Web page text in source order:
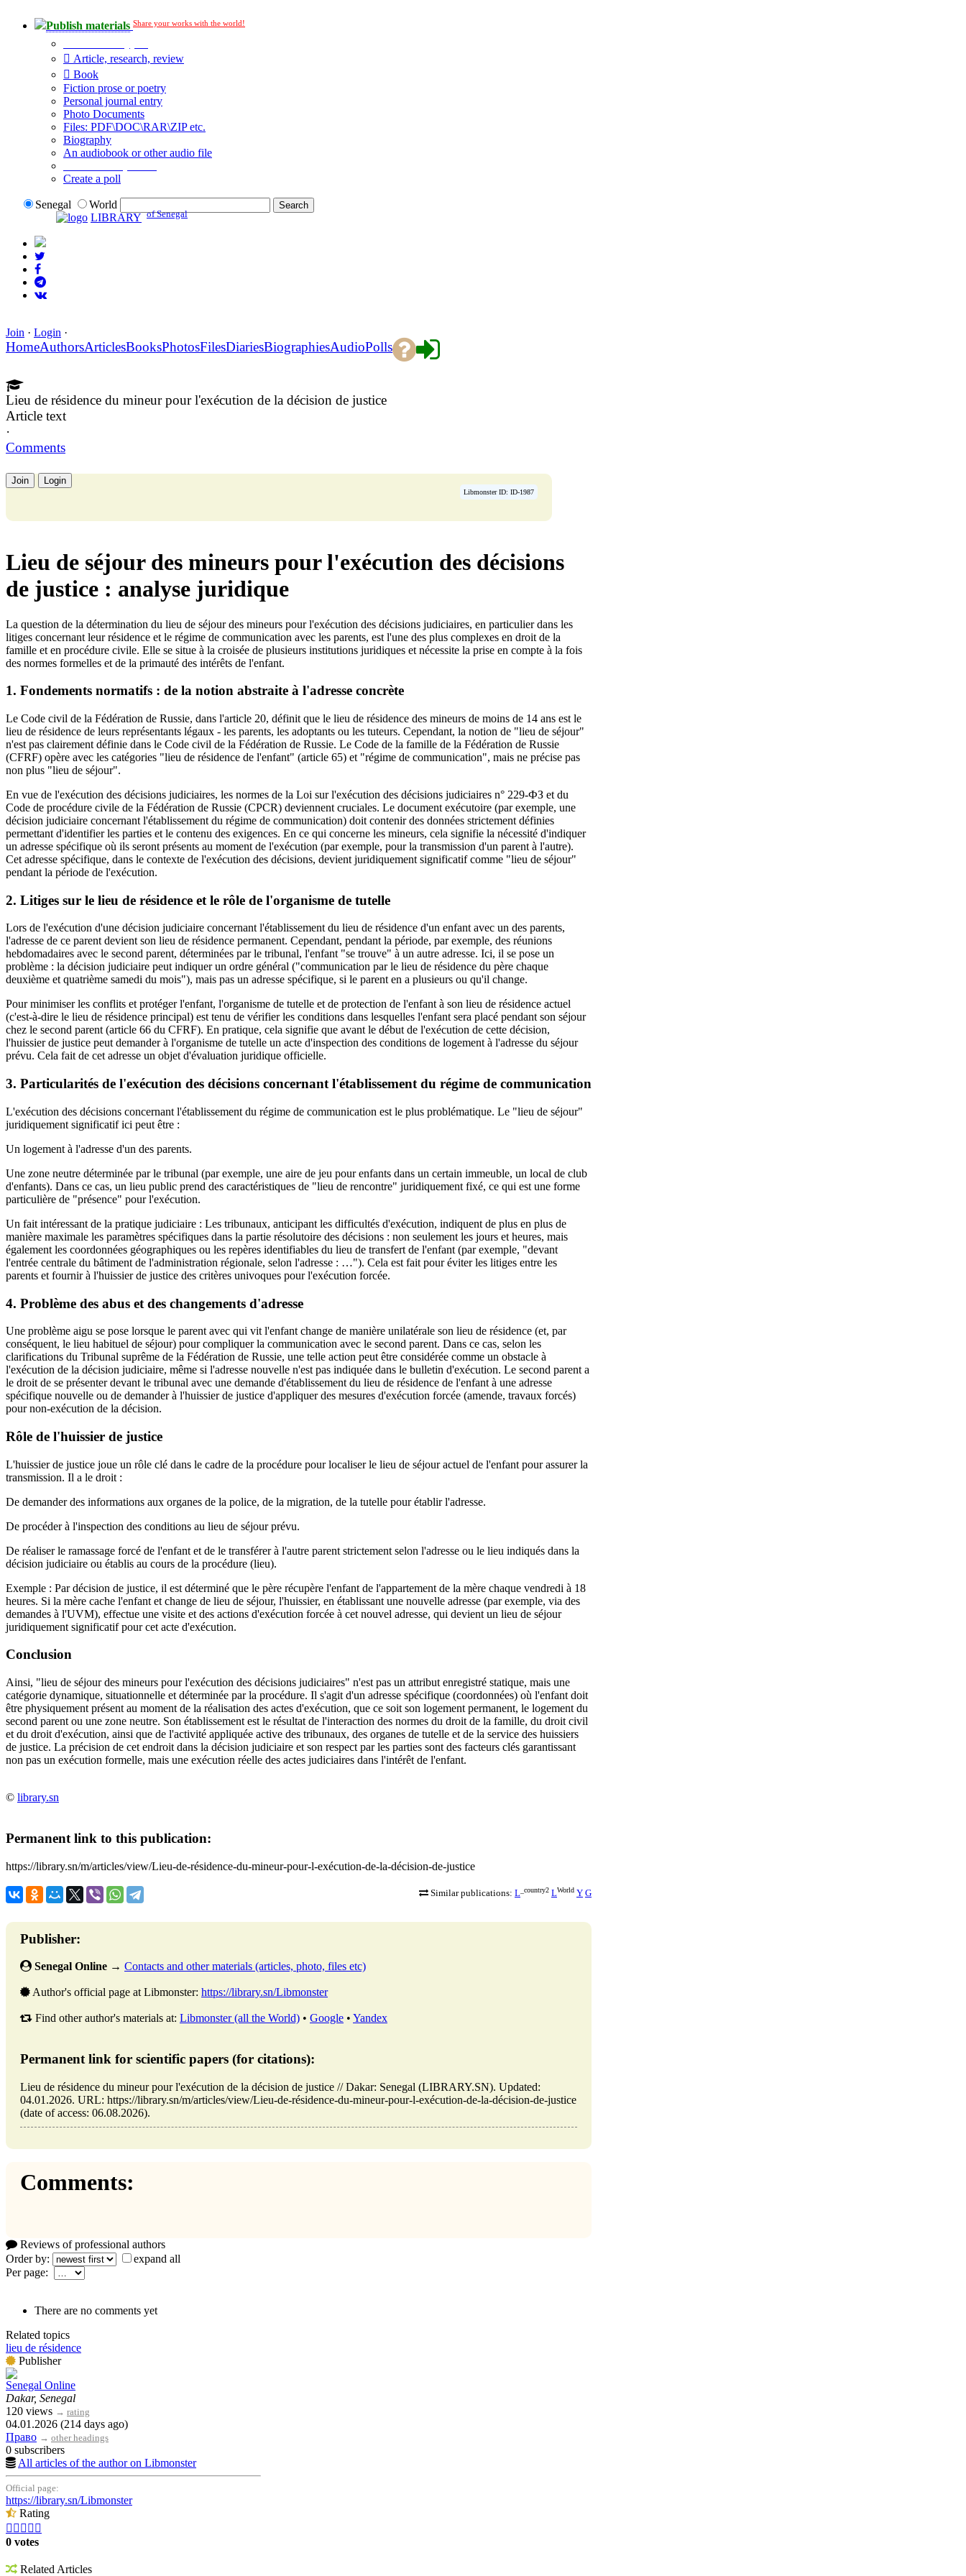
Publish materials Share your works with the world!
Article, research, review
Book
Fiction prose or poetry
Personal journal entry
Photo Documents
Files: PDF\DOC\RAR\ZIP etc.
Biography
An audiobook or other audio file
Create a poll
Senegal
World
LIBRARY of Senegal
Join · Login ·
HomeAuthorsArticlesBooksPhotosFilesDiariesBiographiesAudioPolls
Lieu de résidence du mineur pour l'exécution de la décision de justice
Article text
·
Comments
Join Login
Libmonster ID: ID-1987
Lieu de séjour des mineurs pour l'exécution des décisions
de justice : analyse juridique
La question de la détermination du lieu de séjour des mineurs pour l'exécution des décisions judiciaires, en particulier dans les
litiges concernant leur résidence et le régime de communication avec les parents, est l'une des plus complexes en droit de la
famille et en procédure civile. Elle se situe à la croisée de plusieurs institutions juridiques et nécessite la prise en compte à la fois
des normes formelles et de la primauté des intérêts de l'enfant.
1. Fondements normatifs : de la notion abstraite à l'adresse concrète
Le Code civil de la Fédération de Russie, dans l'article 20, définit que le lieu de résidence des mineurs de moins de 14 ans est le
lieu de résidence de leurs représentants légaux - les parents, les adoptants ou les tuteurs. Cependant, la notion de "lieu de séjour"
n'est pas clairement définie dans le Code civil de la Fédération de Russie. Le Code de la famille de la Fédération de Russie
(CFRF) opère avec les catégories "lieu de résidence de l'enfant" (article 65) et "régime de communication", mais ne précise pas
non plus "lieu de séjour".
En vue de l'exécution des décisions judiciaires, les normes de la Loi sur l'exécution des décisions judiciaires n° 229-ФЗ et du
Code de procédure civile de la Fédération de Russie (CPCR) deviennent cruciales. Le document exécutoire (par exemple, une
décision judiciaire concernant l'établissement du régime de communication) doit contenir des données strictement définies
permettant d'identifier les parties et le contenu des exigences. En ce qui concerne les mineurs, cela signifie la nécessité d'indiquer
un adresse spécifique où ils seront présents au moment de l'exécution (par exemple, pour la transmission d'un parent à l'autre).
Cet adresse spécifique, dans le contexte de l'exécution des décisions, devient juridiquement significatif comme "lieu de séjour"
pendant la période de l'exécution.
2. Litiges sur le lieu de résidence et le rôle de l'organisme de tutelle
Lors de l'exécution d'une décision judiciaire concernant l'établissement du lieu de résidence d'un enfant avec un des parents,
l'adresse de ce parent devient son lieu de résidence permanent. Cependant, pendant la période, par exemple, des réunions
hebdomadaires avec le second parent, déterminées par le tribunal, l'enfant "se trouve" à un autre adresse. Ici, il se pose un
problème : la décision judiciaire peut indiquer un ordre général ("communication par le lieu de résidence du père chaque
deuxième et quatrième samedi du mois"), mais pas un adresse spécifique, si le parent en a plusieurs ou qu'il change.
Pour minimiser les conflits et protéger l'enfant, l'organisme de tutelle et de protection de l'enfant à son lieu de résidence actuel
(c'est-à-dire le lieu de résidence principal) est tenu de vérifier les conditions dans lesquelles l'enfant sera placé pendant son séjour
chez le second parent (article 66 du CFRF). En pratique, cela signifie que avant le début de l'exécution de cette décision,
l'huissier de justice peut demander à l'organisme de tutelle un acte d'inspection des conditions de logement à l'adresse du séjour
prévu. Cela fait de cet adresse un objet d'évaluation juridique officielle.
3. Particularités de l'exécution des décisions concernant l'établissement du régime de communication
L'exécution des décisions concernant l'établissement du régime de communication est le plus problématique. Le "lieu de séjour"
juridiquement significatif ici peut être :
Un logement à l'adresse d'un des parents.
Une zone neutre déterminée par le tribunal (par exemple, une aire de jeu pour enfants dans un certain immeuble, un local de club
d'enfants). Dans ce cas, un lieu public prend des caractéristiques de "lieu de rencontre" juridiquement fixé, ce qui est une forme
particulière de "présence" pour l'exécution.
Un fait intéressant de la pratique judiciaire : Les tribunaux, anticipant les difficultés d'exécution, indiquent de plus en plus de
manière maximale les paramètres spécifiques dans la partie résolutoire des décisions : non seulement les jours et heures, mais
également les coordonnées géographiques ou les repères identifiables du lieu de transfert de l'enfant (par exemple, "devant
l'entrée centrale du bâtiment de l'administration régionale, selon l'adresse : …"). Cela est fait pour éviter les litiges entre les
parents et fournir à l'huissier de justice des critères univoques pour l'exécution forcée.
4. Problème des abus et des changements d'adresse
Une problème aigu se pose lorsque le parent avec qui vit l'enfant change de manière unilatérale son lieu de résidence (et, par
conséquent, le lieu habituel de séjour) pour compliquer la communication avec le second parent. Dans ce cas, selon les
clarifications du Tribunal suprême de la Fédération de Russie, une telle action peut être considérée comme un obstacle à
l'exécution de la décision judiciaire, même si l'adresse nouvelle n'est pas indiquée dans le bulletin d'exécution. Le second parent a
le droit de se présenter devant le tribunal avec une demande d'établissement du lieu de résidence de l'enfant à une adresse
spécifique nouvelle ou de demander à l'huissier de justice d'appliquer des mesures d'exécution forcée (amende, travaux forcés)
pour non-exécution de la décision.
Rôle de l'huissier de justice
L'huissier de justice joue un rôle clé dans le cadre de la procédure pour localiser le lieu de séjour actuel de l'enfant pour assurer la
transmission. Il a le droit :
De demander des informations aux organes de la police, de la migration, de la tutelle pour établir l'adresse.
De procéder à l'inspection des conditions au lieu de séjour prévu.
De réaliser le ramassage forcé de l'enfant et de le transférer à l'autre parent strictement selon l'adresse ou le lieu indiqués dans la
décision judiciaire ou établis au cours de la procédure (lieu).
Exemple : Par décision de justice, il est déterminé que le père récupère l'enfant de l'appartement de la mère chaque vendredi à 18
heures. Si la mère cache l'enfant et change de lieu de séjour, l'huissier, en établissant une nouvelle adresse (par exemple, via des
demandes à l'UVM), effectue une visite et des actions d'exécution forcée à cet nouvel adresse, qui devient un lieu de séjour
juridiquement significatif pour cet acte d'exécution.
Conclusion
Ainsi, "lieu de séjour des mineurs pour l'exécution des décisions judiciaires" n'est pas un attribut enregistré statique, mais une
catégorie dynamique, situationnelle et déterminée par la procédure. Il s'agit d'un adresse spécifique (coordonnées) où l'enfant doit
être physiquement présent au moment de la réalisation des actes d'exécution, que ce soit son logement permanent, le logement du
second parent ou une zone neutre. Son établissement est le résultat de l'interaction des normes du droit de la famille, du droit civil
et du droit d'exécution, ainsi que de l'activité appliquée active des tribunaux, des organes de tutelle et de la service des huissiers
de justice. La précision de cet endroit dans la décision judiciaire et son respect par les parties sont des facteurs clés garantissant
non pas un exécution formelle, mais une exécution réelle des actes judiciaires dans l'intérêt de l'enfant.
© library.sn
Permanent link to this publication:
https://library.sn/m/articles/view/Lieu-de-résidence-du-mineur-pour-l-exécution-de-la-décision-de-justice
Similar publications: L _country2 LWorld Y G
Publisher:
Senegal Online → Contacts and other materials (articles, photo, files etc)
Author's official page at Libmonster: https://library.sn/Libmonster
Find other author's materials at: Libmonster (all the World) • Google • Yandex
Permanent link for scientific papers (for citations):
Lieu de résidence du mineur pour l'exécution de la décision de justice // Dakar: Senegal (LIBRARY.SN). Updated:
04.01.2026. URL: https://library.sn/m/articles/view/Lieu-de-résidence-du-mineur-pour-l-exécution-de-la-décision-de-justice
(date of access: 06.08.2026).
Comments:
Reviews of professional authors
Order by:
expand all
Per page:
There are no comments yet
Related topics
lieu de résidence
Publisher
Senegal Online
Dakar, Senegal
120 views → rating
04.01.2026 (214 days ago)
Право → other headings
0 subscribers
All articles of the author on Libmonster
Official page:
https://library.sn/Libmonster
Rating
    
0 votes
Related Articles